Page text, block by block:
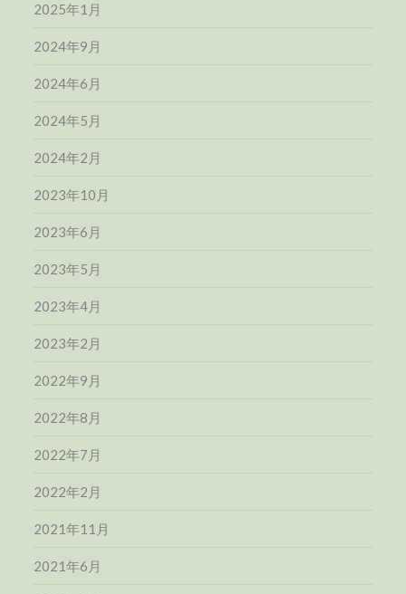
2025年1月
2024年9月
2024年6月
2024年5月
2024年2月
2023年10月
2023年6月
2023年5月
2023年4月
2023年2月
2022年9月
2022年8月
2022年7月
2022年2月
2021年11月
2021年6月